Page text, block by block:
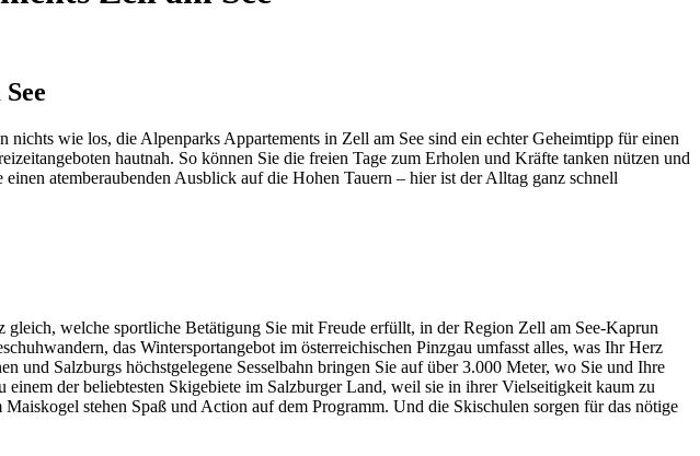
wie los, die Alpenparks Appartements in Zell am See sind ein echter Geheimtipp für einen
hautnah. So können Sie die freien Tage zum Erholen und Kräfte tanken nützen und
atemberaubenden Ausblick auf die Hohen Tauern – hier ist der Alltag ganz schnell
welche sportliche Betätigung Sie mit Freude erfüllt, in der Region Zell am See-Kaprun
das Wintersportangebot im österreichischen Pinzgau umfasst alles, was Ihr Herz
und Salzburgs höchstgelegene Sesselbahn bringen Sie auf über 3.000 Meter, wo Sie und Ihre
der beliebtesten Skigebiete im Salzburger Land, weil sie in ihrer Vielseitigkeit kaum zu
stehen Spaß und Action auf dem Programm. Und die Skischulen sorgen für das nötige